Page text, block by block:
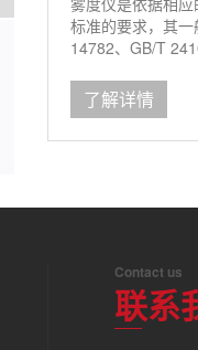
标准的要求，其
14782、GB/T
绍。...
了解详情
Contact us
联系